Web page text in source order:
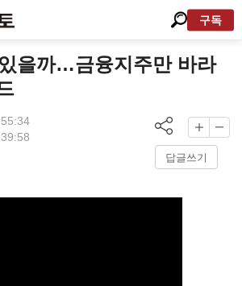
구독
을까…금융지주만 바라
답글쓰기